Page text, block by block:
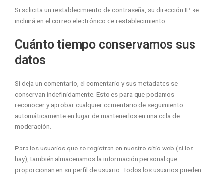
Si solicita un restablecimiento de contraseña, su dirección IP se
incluirá en el correo electrónico de restablecimiento.
Cuánto tiempo conservamos sus
datos
Si deja un comentario, el comentario y sus metadatos se
conservan indefinidamente. Esto es para que podamos
reconocer y aprobar cualquier comentario de seguimiento
automáticamente en lugar de mantenerlos en una cola de
moderación.
Para los usuarios que se registran en nuestro sitio web (si los
hay), también almacenamos la información personal que
proporcionan en su perfil de usuario. Todos los usuarios pueden